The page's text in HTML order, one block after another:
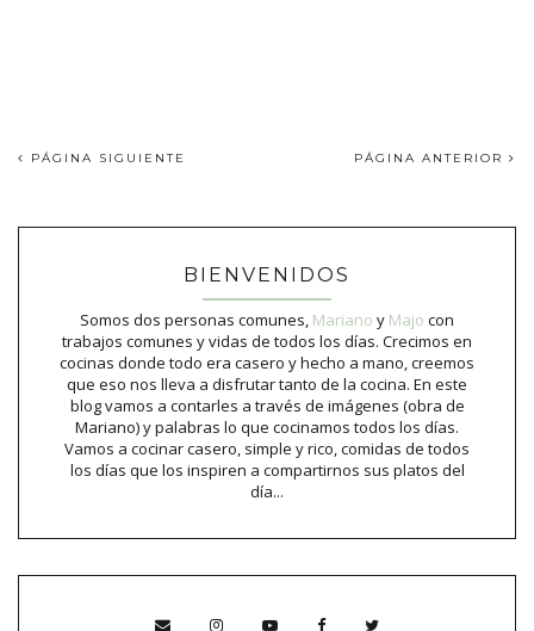
PÁGINA SIGUIENTE PÁGINA ANTERIOR
BIENVENIDOS
Somos dos personas comunes, Mariano y Majo con
trabajos comunes y vidas de todos los días. Crecimos en
cocinas donde todo era casero y hecho a mano, creemos
que eso nos lleva a disfrutar tanto de la cocina. En este
blog vamos a contarles a través de imágenes (obra de
Mariano) y palabras lo que cocinamos todos los días.
Vamos a cocinar casero, simple y rico, comidas de todos
los días que los inspiren a compartirnos sus platos del
día...